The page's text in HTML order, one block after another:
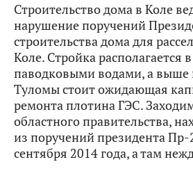
Строительство дома в Коле
нарушение поручений
строительства дома для
Коле. Стройка располагается
паводковыми водами, а выше
Туломы стоит ожидающая
ремонта плотина ГЭС.
областного правительства,
из поручений президента Пр-
сентября 2014 года, а там